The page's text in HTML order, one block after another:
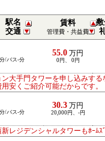
駅名
交通
賃料
管理費・共益費
敷
/バス-分
55.0 万円
0円、 0円
大手門タワーを申し込みす
安くご紹介可能だからです。
/バス-分
30.3 万円
20,000円、-円
レジデンシャルタワーもﾎｰﾑ